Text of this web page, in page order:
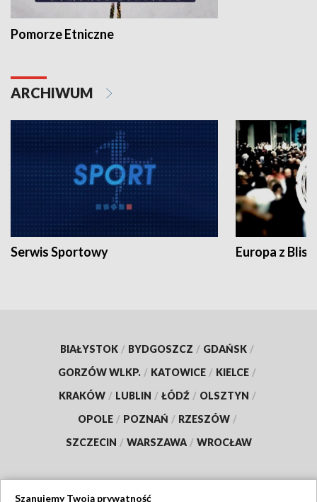
Pomorze Etniczne
ARCHIWUM
Serwis Sportowy Europa z
BIAŁYSTOK / BYDGOSZCZ / GDAŃSK /
GORZÓW WLKP. / KATOWICE / KIELCE /
KRAKÓW / LUBLIN / ŁÓDŹ / OLSZTYN /
OPOLE / POZNAŃ / RZESZÓW /
SZCZECIN / WARSZAWA / WROCŁAW
Szanujemy Twoją prywatność